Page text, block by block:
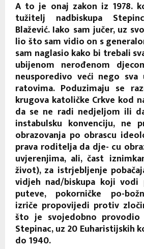
A to je onaj zakon iz 1978.
tužitelj nadbiskupa
Blažević. Iako sam jučer, uz
lio što sam vidio on s
sam naglasio kako bi trebali
ubijenom nerođenom
neusporedivo veći nego
ratovima. Poduzimaju se
krugova katoličke Crkve kod
da se ne radi nedjeljom ili
instabulsku konvenciju, ne
obrazovanja po obrascu
prava roditelja da dje- cu
uvjerenjima, ali, čast
život), za istrjebljenje
vidjeh nad/biskupa koji vodi
puteve, pokorničke po-
izriče propovijedi protiv
što je svojedobno provodio
Stepinac, uz 20 Euharistijskih
do 1940.